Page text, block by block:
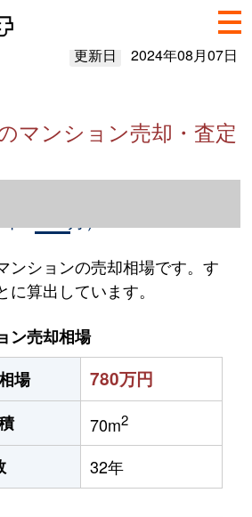
更新日 2024年08月07日
マンション売却・査定
ンション売却情報（2023
ンションの売却相場です。す
算出しています。
ン売却相場
場
780万円
70m2
32年